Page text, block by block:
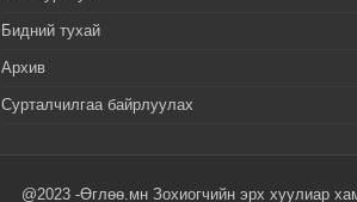
Бидний тухай
Архив
Сурталчилгаа байрлуулах
@2023 -Өглөө.мн Зохиогчийн эрх хуулиар